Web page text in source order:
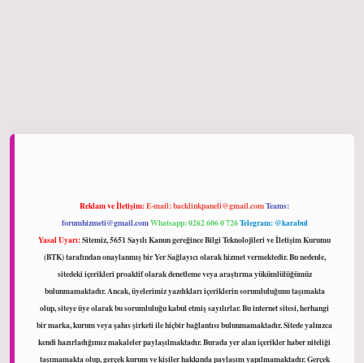
Reklam ve İletişim:E-mail:backlinkpaneli@gmail.comTeams:
forumhizmeti@gmail.comWhatsapp: 0262 606 0 726Telegram: @karabul
Yasal Uyarı:Sitemiz, 5651 Sayılı Kanun gereğince Bilgi Teknolojileri ve İletişim Kurumu
(BTK) tarafından onaylanmış bir Yer Sağlayıcı olarak hizmet vermektedir. Bu nedenle,
sitedeki içerikleri proaktif olarak denetleme veya araştırma yükümlülüğümüz
bulunmamaktadır. Ancak, üyelerimiz yazdıkları içeriklerin sorumluluğunu taşımakta
olup, siteye üye olarak bu sorumluluğu kabul etmiş sayılırlar. Bu internet sitesi, herhangi
bir marka, kurum veya şahıs şirketi ile hiçbir bağlantısı bulunmamaktadır. Sitede yalnızca
kendi hazırladığımız makaleler paylaşılmaktadır. Burada yer alan içerikler haber niteliği
taşımamakta olup, gerçek kurum ve kişiler hakkında paylaşım yapılmamaktadır. Gerçek